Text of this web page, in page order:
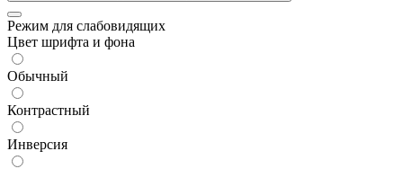
Режим для слабовидящих
Цвет шрифта и фона
Обычный
Контрастный
Инверсия